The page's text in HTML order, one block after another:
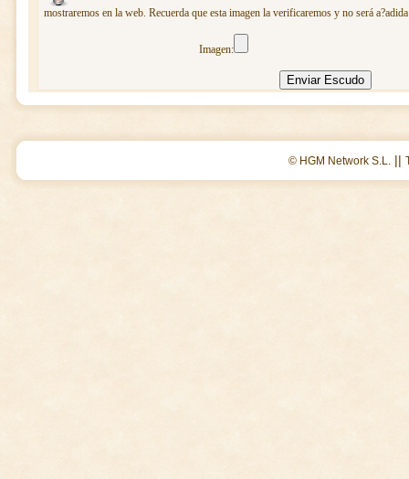
mostraremos en la web. Recuerda que esta imagen la verificaremos y no será
Imagen:
© HGM Network S.L. ||